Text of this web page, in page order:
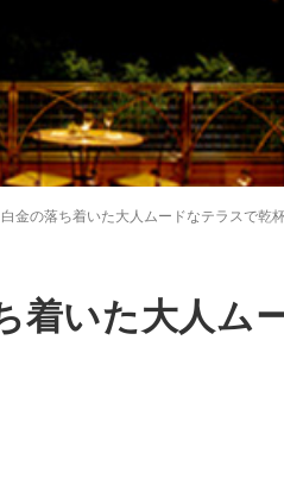
金の落ち着いた大人ムードなテラスで乾
着いた大人ム